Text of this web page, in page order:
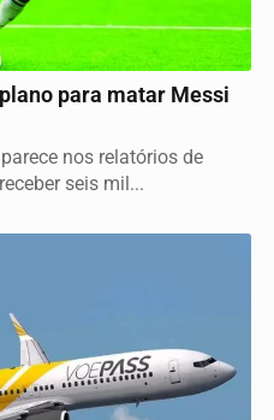
para matar Messi
nos relatórios de
seis mil...